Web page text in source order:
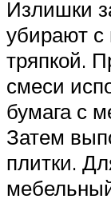
Излишки
убирают с
тряпкой.
смеси
бумага с
Затем
плитки.